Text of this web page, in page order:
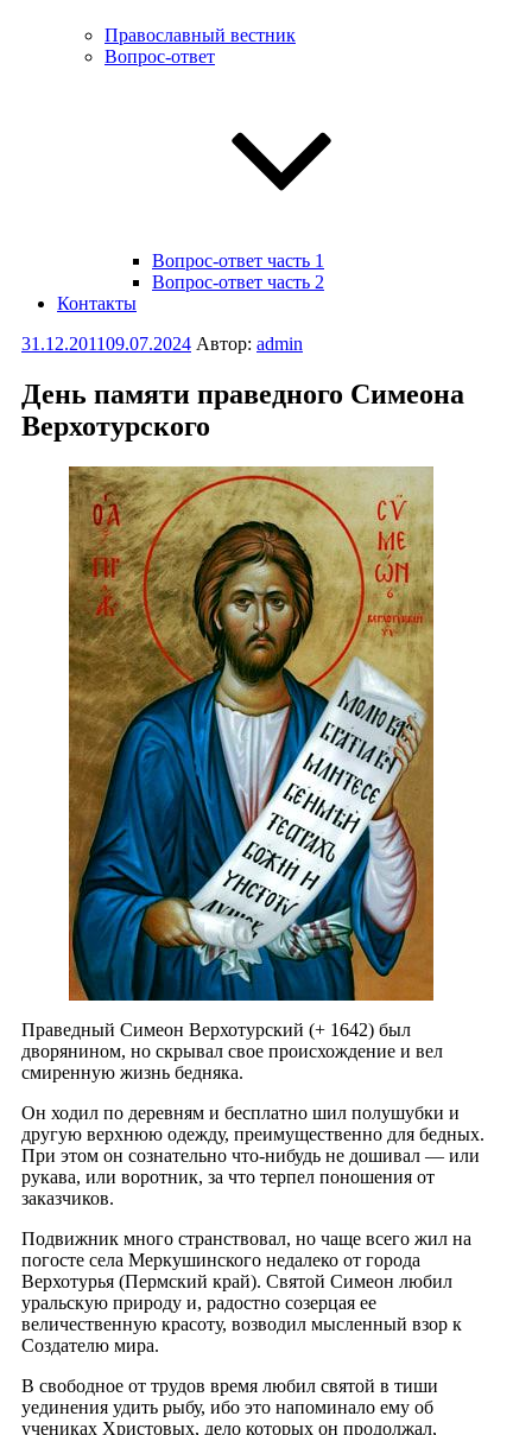
Православный вестник
Вопрос-ответ
Вопрос-ответ часть 1
Вопрос-ответ часть 2
Контакты
Опубликовано
31.12.201109.07.2024 Автор: admin
День памяти праведного Симеона
Верхотурского
Праведный Симеон Верхотурский (+ 1642) был
дворянином, но скрывал свое происхождение и вел
смиренную жизнь бедняка.
Он ходил по деревням и бесплатно шил полушубки и
другую верхнюю одежду, преимущественно для бедных.
При этом он сознательно что-нибудь не дошивал — или
рукава, или воротник, за что терпел поношения от
заказчиков.
Подвижник много странствовал, но чаще всего жил на
погосте села Меркушинского недалеко от города
Верхотурья (Пермский край). Святой Симеон любил
уральскую природу и, радостно созерцая ее
величественную красоту, возводил мысленный взор к
Создателю мира.
В свободное от трудов время любил святой в тиши
уединения удить рыбу, ибо это напоминало ему об
учениках Христовых, дело которых он продолжал,